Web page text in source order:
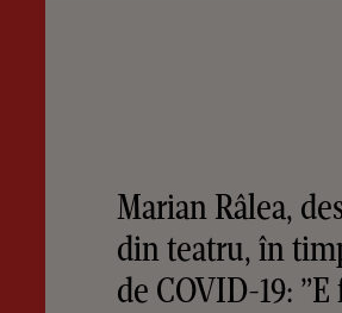
Marian Râlea,
din teatru, în
de COVID-19: